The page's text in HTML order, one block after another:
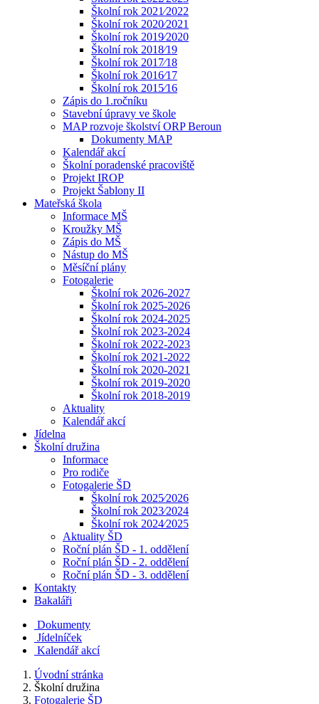
Školní rok 2021⁄2022
Školní rok 2020⁄2021
Školní rok 2019⁄2020
Školní rok 2018⁄19
Školní rok 2017⁄18
Školní rok 2016⁄17
Školní rok 2015⁄16
Zápis do 1.ročníku
Stavební úpravy ve škole
MAP rozvoje školství ORP Beroun
Dokumenty MAP
Kalendář akcí
Školní poradenské pracoviště
Projekt IROP
Projekt Šablony II
Mateřská škola
Informace MŠ
Kroužky MŠ
Zápis do MŠ
Nástup do MŠ
Měsíční plány
Fotogalerie
Školní rok 2026-2027
Školní rok 2025-2026
Školní rok 2024-2025
Školní rok 2023-2024
Školní rok 2022-2023
Školní rok 2021-2022
Školní rok 2020-2021
Školní rok 2019-2020
Školní rok 2018-2019
Aktuality
Kalendář akcí
Jídelna
Školní družina
Informace
Pro rodiče
Fotogalerie ŠD
Školní rok 2025⁄2026
Školní rok 2023⁄2024
Školní rok 2024⁄2025
Aktuality ŠD
Roční plán ŠD - 1. oddělení
Roční plán ŠD - 2. oddělení
Roční plán ŠD - 3. oddělení
Kontakty
Bakaláři
Dokumenty
Jídelníček
Kalendář akcí
Úvodní stránka
Školní družina
Fotogalerie ŠD